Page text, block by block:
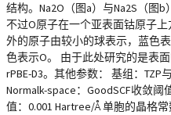
结构。Na2O（图a）与Na2S（图
不过O原子在一个亚表面钴原子
外的原子由较小的球表示，蓝色
色表示O。 由于此处研究的是表
rPBE-D3。其他参数： 基组：TZP
Normalk-space：GoodSCF收敛阈
值：0.001 Hartree/Å 单胞的晶格